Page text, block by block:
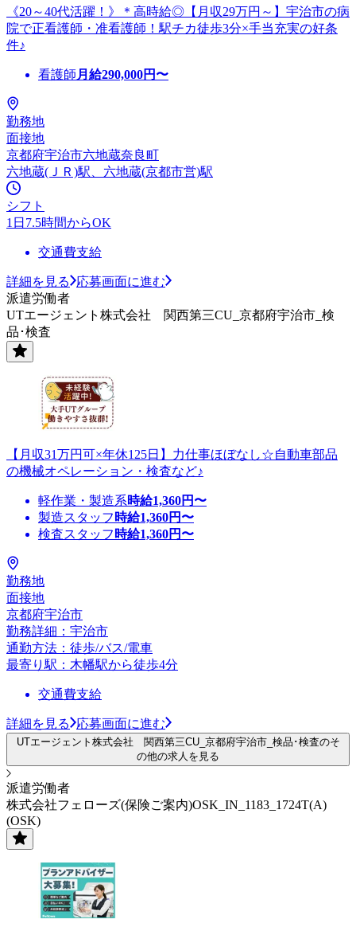
《20～40代活躍！》＊高時給◎【月収29万円～】宇治市の病
院で正看護師・准看護師！駅チカ徒歩3分×手当充実の好条
件♪
看護師 月給290,000円〜
勤務地
面接地
京都府宇治市六地蔵奈良町
六地蔵(ＪＲ)駅、六地蔵(京都市営)駅
シフト
1日7.5時間からOK
交通費支給
詳細を見る
応募画面に進む
派遣労働者
UTエージェント株式会社 関西第三CU_京都府宇治市_検
品･検査
【月収31万円可×年休125日】力仕事ほぼなし☆自動車部品
の機械オペレーション・検査など♪
軽作業・製造系時給1,360円〜
製造スタッフ 時給1,360円〜
検査スタッフ 時給1,360円〜
勤務地
面接地
京都府宇治市
勤務詳細：宇治市
通勤方法：徒歩/バス/電車
最寄り駅：木幡駅から徒歩4分
交通費支給
詳細を見る 応募画面に進む
UTエージェント株式会社 関西第三CU_京都府宇治市_検品･検査のそ
の他の求人を見る
派遣労働者
株式会社フェローズ(保険ご案内)OSK_IN_1183_1724T(A)
(OSK)